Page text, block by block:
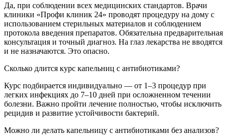
Да, при соблюдении всех медицинских стандартов. Врачи
клиники «Профи клиник 24» проводят процедуру на дому с
использованием стерильных материалов и соблюдением
протокола введения препаратов. Обязательна предварительная
консультация и точный диагноз. На глаз лекарства не вводятся
и не назначаются. Это опасно.
Сколько длится курс капельниц с антибиотиками?
Курс подбирается индивидуально — от 1–3 процедур при
легких инфекциях до 7–10 дней при осложненном течении
болезни. Важно пройти лечение полностью, чтобы исключить
рецидив и развитие устойчивости бактерий.
Можно ли делать капельницу с антибиотиками без анализов?